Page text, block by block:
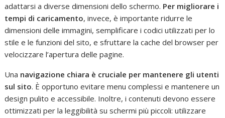
adattarsi a diverse dimensioni dello schermo. Per migliorare i
tempi di caricamento, invece, è importante ridurre le
dimensioni delle immagini, semplificare i codici utilizzati per lo
stile e le funzioni del sito, e sfruttare la cache del browser per
velocizzare l’apertura delle pagine.
Una navigazione chiara è cruciale per mantenere gli utenti
sul sito. È opportuno evitare menu complessi e mantenere un
design pulito e accessibile. Inoltre, i contenuti devono essere
ottimizzati per la leggibilità su schermi più piccoli: utilizzare